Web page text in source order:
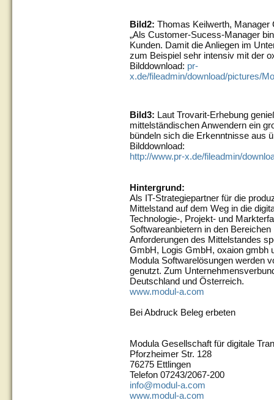
Bild2: Thomas Keilwerth,
„Als Customer-Sucess-Manager
Kunden. Damit die Anliegen im
zum Beispiel sehr intensiv mit der
Bilddownload: pr-
x.de/fileadmin/download/pictures/
Bild3: Laut Trovarit-Erhebung
mittelständischen Anwendern ein
bündeln sich die Erkenntnisse aus
Bilddownload:
http://www.pr-x.de/fileadmin/
Hintergrund:
Als IT-Strategiepartner für die
Mittelstand auf dem Weg in die
Technologie-, Projekt- und
Softwareanbietern in den
Anforderungen des Mittelstandes
GmbH, Logis GmbH, oxaion gmbh
Modula Softwarelösungen werden
genutzt. Zum
Deutschland und Österreich.
www.modul-a.com
Bei Abdruck Beleg erbeten
Modula Gesellschaft für digitale
Pforzheimer Str. 128
76275 Ettlingen
Telefon 07243/2067-200
info@modul-a.com
www.modul-a.com